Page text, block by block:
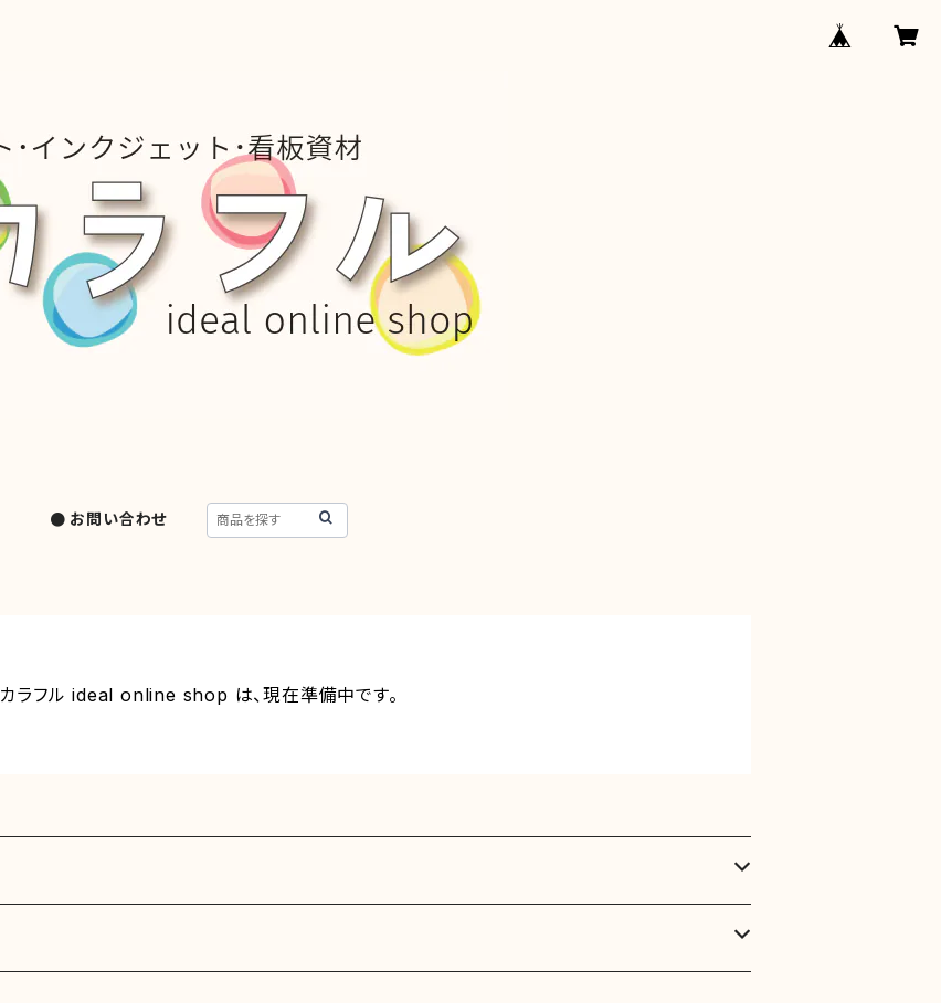
● お問い合わせ
カラフル ideal online shop は、現在準備中です。